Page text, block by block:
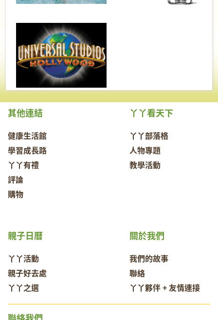
其他連結
健康生活館
學習成長路
丫丫有禮
評論
購物
丫丫看天下
丫丫部落格
人物專題
教學活動
關於我們
我們的故事
聯絡
丫丫夥伴 + 友情連接
親子日曆
丫丫活動
親子好去處
丫丫之選